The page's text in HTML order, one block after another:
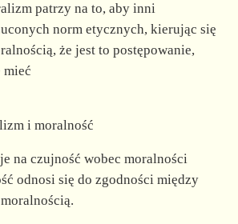
patrzy na to, aby inni
norm etycznych, kierując się
że jest to postępowanie,
mieć
i moralność
na czujność wobec moralności
odnosi się do zgodności między